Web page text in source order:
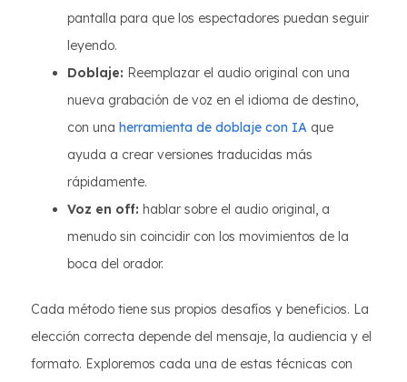
pantalla para que los espectadores puedan seguir
leyendo.
Doblaje: Reemplazar el audio original con una
nueva grabación de voz en el idioma de destino,
con una herramienta de doblaje con IA que
ayuda a crear versiones traducidas más
rápidamente.
Voz en off: hablar sobre el audio original, a
menudo sin coincidir con los movimientos de la
boca del orador.
Cada método tiene sus propios desafíos y beneficios. La
elección correcta depende del mensaje, la audiencia y el
formato. Exploremos cada una de estas técnicas con